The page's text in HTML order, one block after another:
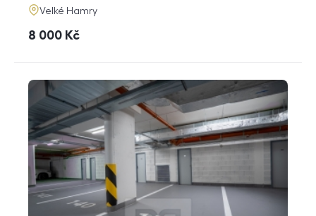
adresa
Velké Hamry
cena
8 000 Kč